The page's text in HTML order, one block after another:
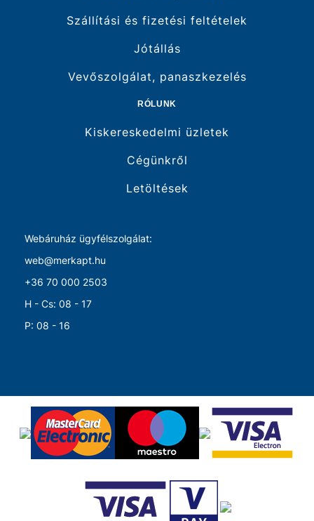
Szállítási és fizetési feltételek
Jótállás
Vevőszolgálat, panaszkezelés
RÓLUNK
Kiskereskedelmi üzletek
Cégünkről
Letöltések
Webáruház ügyfélszolgálat:
web@merkapt.hu
+36 70 000 2503
H - Cs: 08 - 17
P: 08 - 16